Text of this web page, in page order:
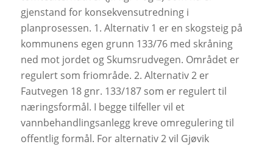
gjenstand for konsekvensutredning i
planprosessen. 1. Alternativ 1 er en skogsteig på
kommunens egen grunn 133/76 med skråning
ned mot jordet og Skumsrudvegen. Området er
regulert som friområde. 2. Alternativ 2 er
Fautvegen 18 gnr. 133/187 som er regulert til
næringsformål. I begge tilfeller vil et
vannbehandlingsanlegg kreve omregulering til
offentlig formål. For alternativ 2 vil Gjøvik